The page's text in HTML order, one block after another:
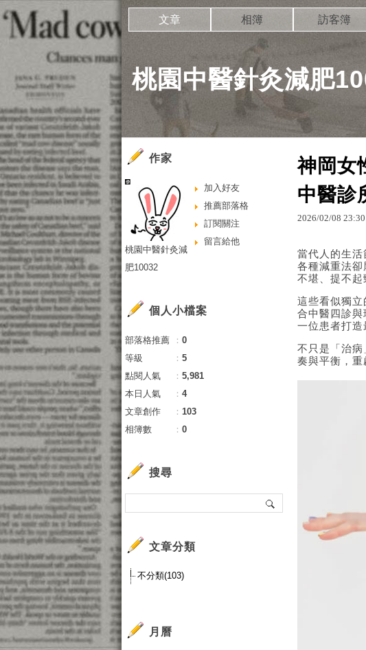
桃園中醫針灸減肥
文章 相簿 訪客簿
神岡女
中醫診
2026/02/08 23:30
當代人的生
各種減重法
不堪、提不起
這些看似獨
合中醫四診
一位患者打造
不只是「治
奏與平衡，重
作家
加入好友
推薦部落格
訂閱關注
留言給他
桃園中醫針灸減
肥10032
個人小檔案
部落格推薦 ： 0
等級
： 5
點閱人氣
： 5,981
本日人氣
： 4
文章創作
： 103
相簿數
： 0
搜尋
文章分類
不分類(103)
月曆